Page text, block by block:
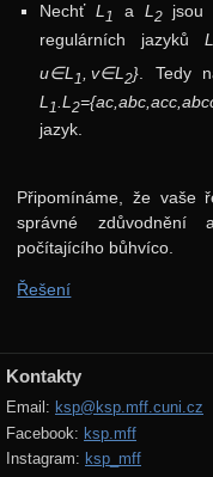
Nechť L 1 a L 2jsou
regulárních jazyků L
u∈L 1 , v∈L 2} . Tedy
L 1 .L 2
jazyk.
Připomínáme, že vaše
správné zdůvodnění
počítajícího bůhvíco.
Řešení
Kontakty
Email: ksp@ksp.mff.cuni.cz
Facebook: ksp.mff
Instagram: ksp_mff